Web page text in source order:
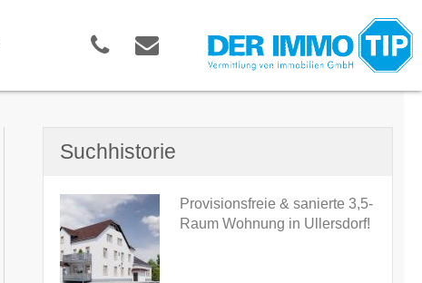
Suchhistorie
Provisionsfreie & sanierte 3,5-
Raum Wohnung in Ullersdorf!